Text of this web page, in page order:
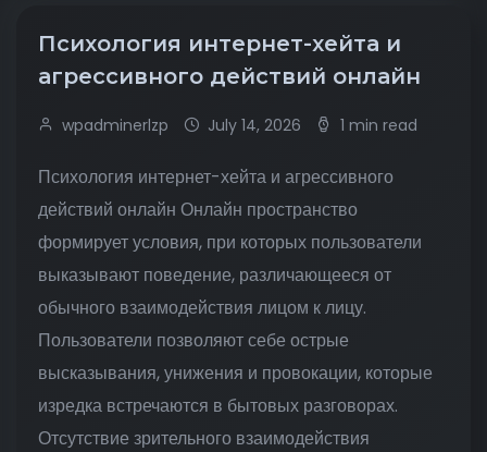
Психология интернет-хейта и
агрессивного действий онлайн
wpadminerlzp July 14, 2026 1 min read
Психология интернет-хейта и агрессивного
действий онлайн Онлайн пространство
формирует условия, при которых пользователи
выказывают поведение, различающееся от
обычного взаимодействия лицом к лицу.
Пользователи позволяют себе острые
высказывания, унижения и провокации, которые
изредка встречаются в бытовых разговорах.
Отсутствие зрительного взаимодействия